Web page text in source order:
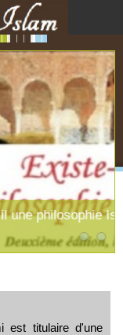
?
est titulaire d'une